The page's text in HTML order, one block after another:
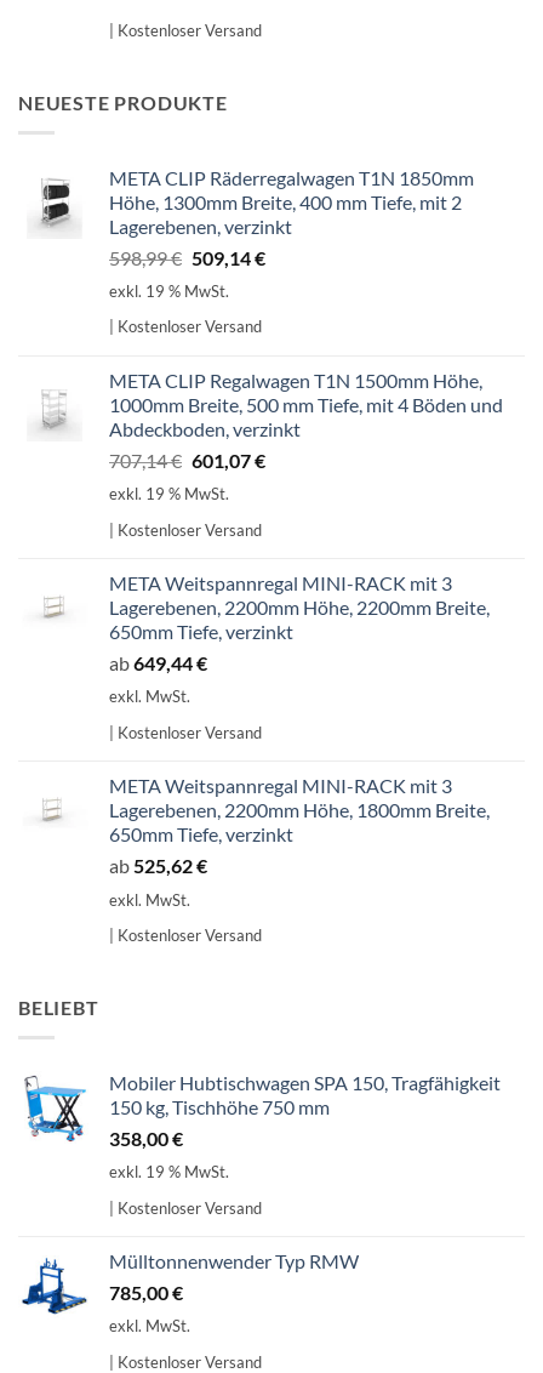
| Kostenloser Versand
NEUESTE PRODUKTE
META CLIP Räderregalwagen T1N 1850mm
Höhe, 1300mm Breite, 400 mm Tiefe, mit 2
Lagerebenen, verzinkt
598,99€ Ursprünglicher
Preis
598,99 €
509,14€Aktueller
exkl. 19 % MwSt.
| Kostenloser Versand
META CLIP Regalwagen T1N 1500mm Höhe,
1000mm Breite, 500 mm Tiefe, mit 4 Böden und
Abdeckboden, verzinkt
707,14€ Ursprünglicher
Preis
707,14 €
601,07€Aktueller
exkl. 19 % MwSt.
| Kostenloser Versand
META Weitspannregal MINI-RACK mit 3
Lagerebenen, 2200mm Höhe, 2200mm Breite,
650mm Tiefe, verzinkt
ab649,44€
exkl. MwSt.
| Kostenloser Versand
META Weitspannregal MINI-RACK mit 3
Lagerebenen, 2200mm Höhe, 1800mm Breite,
650mm Tiefe, verzinkt
ab525,62€
exkl. MwSt.
| Kostenloser Versand
BELIEBT
Mobiler Hubtischwagen SPA 150, Tragfähigkeit
150 kg, Tischhöhe 750 mm
358,00€
exkl. 19 % MwSt.
| Kostenloser Versand
Mülltonnenwender Typ RMW
785,00€
exkl. MwSt.
| Kostenloser Versand